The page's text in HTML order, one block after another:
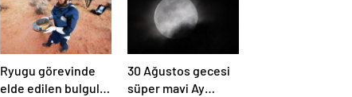
Ryugu görevinde
elde edilen bulgular
30 Ağustos gecesi
süper mavi Ay